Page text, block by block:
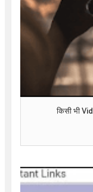
किसी भी